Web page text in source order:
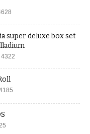
super deluxe box set
4322